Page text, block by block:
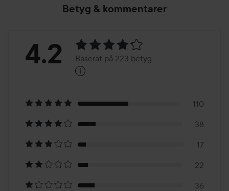
Betyg & kommentarer
Betyg:
Baserat
på
223
betyg
4.2 Baserat på 223 betyg
i
110
38
17
22
36